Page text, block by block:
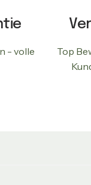
- volle
Top